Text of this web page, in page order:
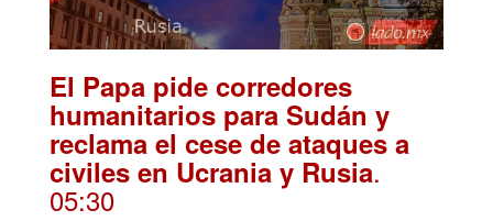
El Papa pide corredores
humanitarios para Sudán y
reclama el cese de ataques a
civiles en Ucrania y Rusia.
05:30